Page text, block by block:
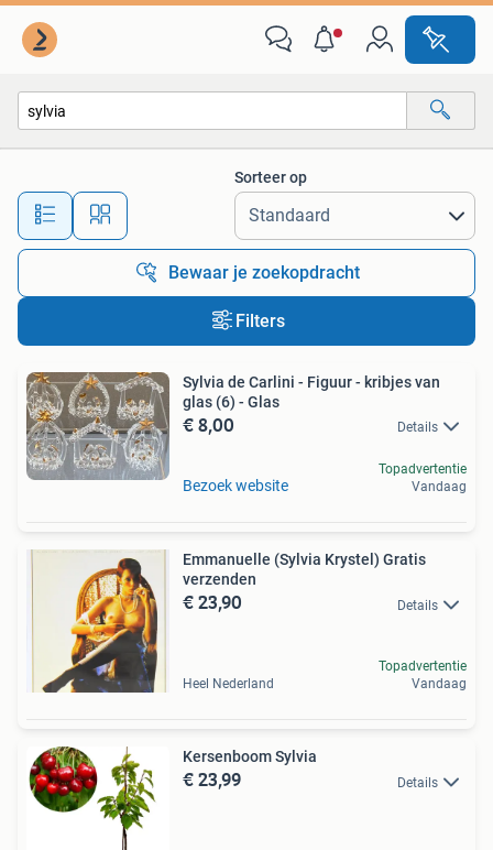
Alle afstanden…
Sorteer op
Bewaar je zoekopdracht
Filters
Sylvia de Carlini - Figuur - kribjes van
glas (6) - Glas
€ 8,00 Details
Bezoek website
Topadvertentie
Vandaag
Emmanuelle (Sylvia Krystel) Gratis
verzenden
€ 23,90 Details
Heel Nederland
Topadvertentie
Vandaag
Kersenboom Sylvia
€ 23,99 Details